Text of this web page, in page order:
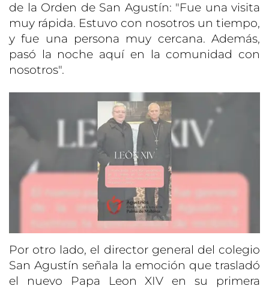
de la Orden de San Agustín: "Fue una visita
muy rápida. Estuvo con nosotros un tiempo,
y fue una persona muy cercana. Además,
pasó la noche aquí en la comunidad con
nosotros".
Por otro lado, el director general del colegio
San Agustín señala la emoción que trasladó
el nuevo Papa Leon XIV en su primera